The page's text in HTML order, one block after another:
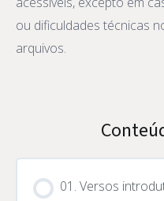
ou dificuldades técnicas
arquivos.
01. Versos